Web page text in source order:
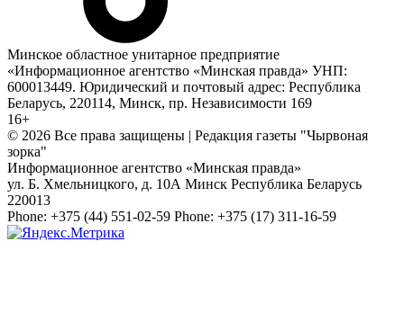
Минское областное унитарное предприятие
«Информационное агентство «Минская правда» УНП:
600013449. Юридический и почтовый адрес: Республика
Беларусь, 220114, Минск, пр. Независимости 169
16+
© 2026 Все права защищены | Редакция газеты "Чырвоная
зорка"
Информационное агентство «Минская правда»
ул. Б. Хмельницкого, д. 10А Минск Республика Беларусь
220013
Phone: +375 (44) 551-02-59 Phone: +375 (17) 311-16-59